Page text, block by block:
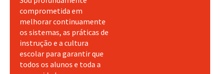
comprometida em
melhorar continuamente
os sistemas, as práticas de
instrução e a cultura
escolar para garantir que
todos os alunos e toda a